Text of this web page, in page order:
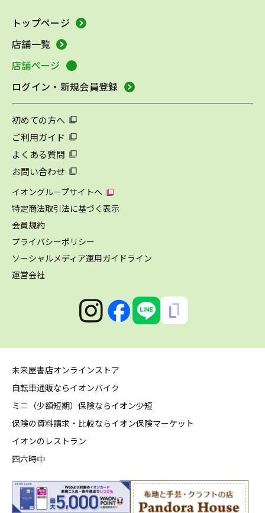
トップページ
店舗一覧
店舗ページ
ログイン・新規会員登録
初めての方へ
ご利用ガイド
よくある質問
お問い合わせ
イオングループサイトへ
特定商法取引法に基づく表示
会員規約
プライバシーポリシー
ソーシャルメディア運用ガイドライン
運営会社
未来屋書店オンラインストア
自転車通販ならイオンバイク
ミニ（少額短期）保険ならイオン少短
保険の資料請求・比較ならイオン保険マーケット
イオンのレストラン
四六時中